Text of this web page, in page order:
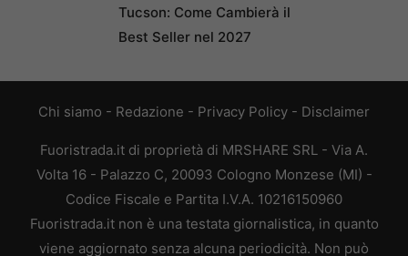
Tucson: Come Cambierà il
Best Seller nel 2027
Chi siamo - Redazione - Privacy Policy - Disclaimer
Fuoristrada.it di proprietà di MRSHARE SRL - Via A.
Volta 16 - Palazzo C, 20093 Cologno Monzese (MI) -
Codice Fiscale e Partita I.V.A. 10216150960
Fuoristrada.it non è una testata giornalistica, in quanto
viene aggiornato senza alcuna periodicità. Non può